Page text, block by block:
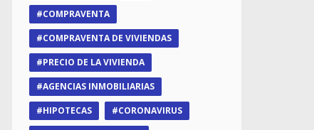
COMPRAVENTA
COMPRAVENTA DE VIVIENDAS
PRECIO DE LA VIVIENDA
AGENCIAS INMOBILIARIAS
HIPOTECAS
CORONAVIRUS